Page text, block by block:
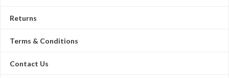
Returns
Terms & Conditions
Contact Us